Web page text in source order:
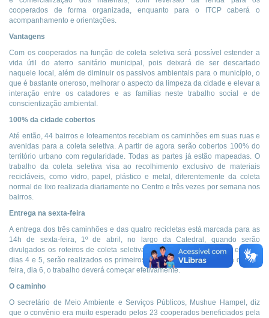
cooperados de forma organizada, enquanto para o ITCP caberá o
acompanhamento e orientações.
Vantagens
Com os cooperados na função de coleta seletiva será possível estender a
vida útil do aterro sanitário municipal, pois deixará de ser descartado
naquele local, além de diminuir os passivos ambientais para o município, o
que é bastante oneroso, melhorar o aspecto da limpeza da cidade e elevar a
interação entre os catadores e as famílias neste trabalho social e de
conscientização ambiental.
100% da cidade cobertos
Até então, 44 bairros e loteamentos recebiam os caminhões em suas ruas e
avenidas para a coleta seletiva. A partir de agora serão cobertos 100% do
território urbano com regularidade. Todas as partes já estão mapeadas. O
trabalho da coleta seletiva visa ao recolhimento exclusivo de materiais
recicláveis, como vidro, papel, plástico e metal, diferentemente da coleta
normal de lixo realizada diariamente no Centro e três vezes por semana nos
bairros.
Entrega na sexta-feira
A entrega dos três caminhões e das quatro recicletas está marcada para as
14h de sexta-feira, 1º de abril, no largo da Catedral, quando serão
divulgados os roteiros de coleta seletiva nos bairros. Na segunda e terça,
dias 4 e 5, serão realizados os primeiros testes com os roteiros. Na quarta-
feira, dia 6, o trabalho deverá começar efetivamente.
O caminho
O secretário de Meio Ambiente e Serviços Públicos, Mushue Hampel, diz
que o convênio era muito esperado pelos 23 cooperados beneficiados pela